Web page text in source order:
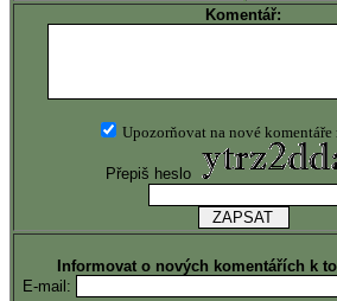
Komentář:
Upozorňovat na nové komentáře
Přepiš heslo
Informovat o nových komentářích k
E-mail: